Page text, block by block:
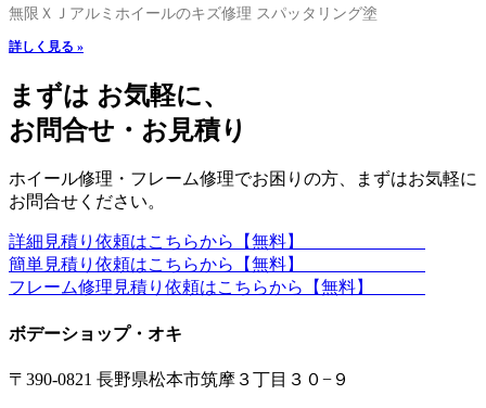
無限ＸＪアルミホイールのキズ修理 スパッタリング塗
詳しく見る »
まずは お気軽に、
お問合せ・お見積り
ホイール修理・フレーム修理でお困りの方、まずはお気軽に
お問合せください。
詳細見積り依頼はこちらから【無料】
簡単見積り依頼はこちらから【無料】
フレーム修理見積り依頼はこちらから【無料】
ボデーショップ・オキ
〒390-0821 長野県松本市筑摩３丁目３０−９